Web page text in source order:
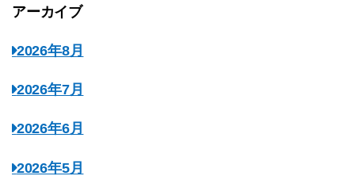
アーカイブ
2026年8月
2026年7月
2026年6月
2026年5月